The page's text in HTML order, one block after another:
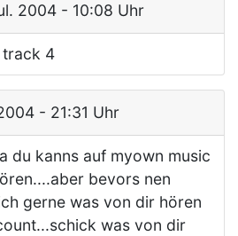
2004 - 10:08 Uhr
track 4
- 21:31 Uhr
du kanns auf myown music
bevors nen
gerne was von dir hören
was von dir